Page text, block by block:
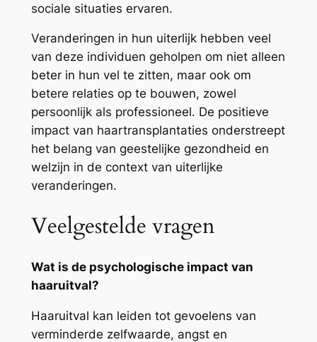
sociale situaties ervaren.
Veranderingen in hun uiterlijk hebben veel
van deze individuen geholpen om niet alleen
beter in hun vel te zitten, maar ook om
betere relaties op te bouwen, zowel
persoonlijk als professioneel. De positieve
impact van haartransplantaties onderstreept
het belang van geestelijke gezondheid en
welzijn in de context van uiterlijke
veranderingen.
Veelgestelde vragen
Wat is de psychologische impact van
haaruitval?
Haaruitval kan leiden tot gevoelens van
verminderde zelfwaarde, angst en